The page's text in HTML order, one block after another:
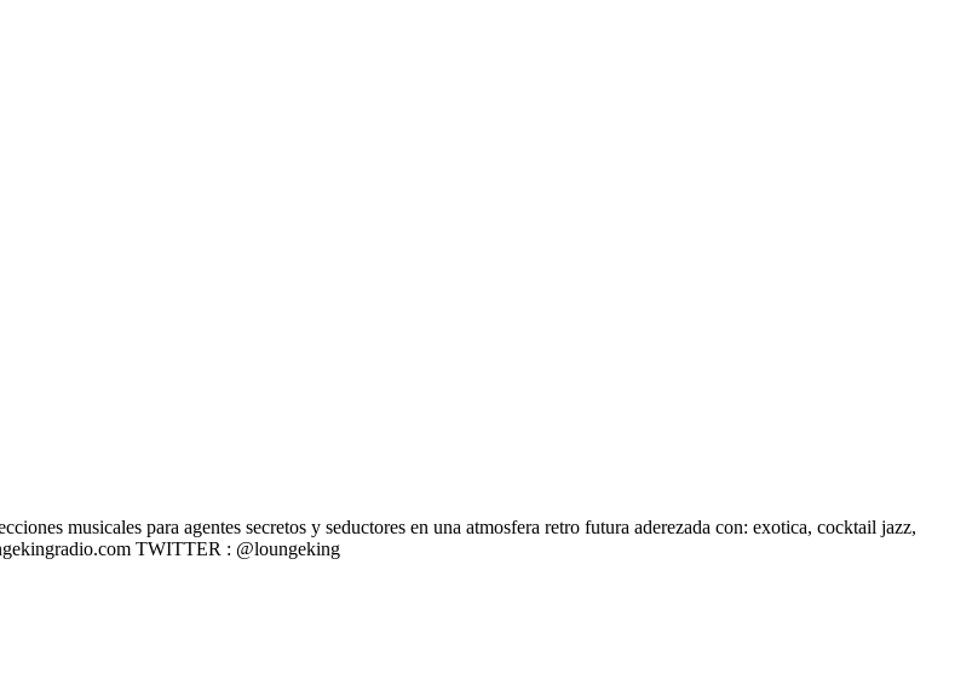
musicales para agentes secretos y seductores en una atmosfera retro futura aderezada con: exotica, cocktail jazz,
TWITTER : @loungeking